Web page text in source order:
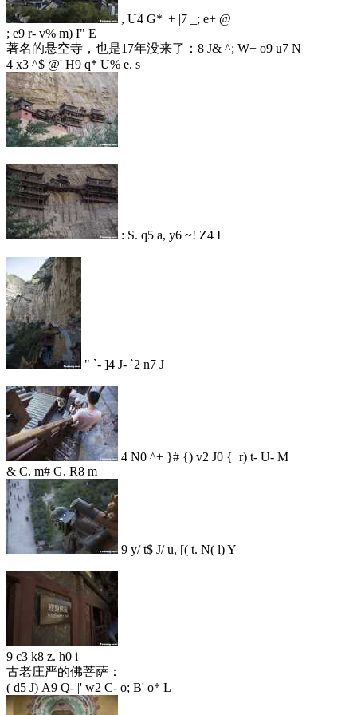
, U4 G* |+ |7 _; e+ @
; e9 r- v% m) I" E
著名的悬空寺，也是17年没来了： 8 J& ^; W+ o9 u7 N
4 x3 ^$ @' H9 q* U% e. s
: S. q5 a, y6 ~! Z4 I
" `- ]4 J- `2 n7 J
4 N0 ^+ }# {) v2 J0 { r) t- U- M
& C. m# G. R8 m
9 y/ t$ J/ u, [( t. N( l) Y
9 c3 k8 z. h0 i
古老庄严的佛菩萨：
( d5 J) A9 Q- |' w2 C- o; B' o* L